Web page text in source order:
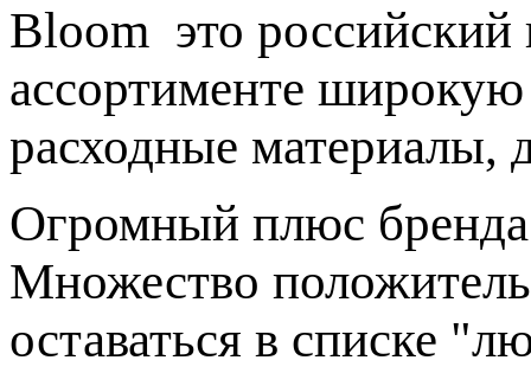
Bloom это российский
ассортименте широкую
расходные материалы,
Огромный плюс
Множество
оставаться в списке